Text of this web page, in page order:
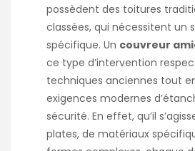
possèdent des toitures
classées, qui nécessitent un
spécifique. Un couvreur
ce type d’intervention
techniques anciennes tout
exigences modernes
sécurité. En effet, qu’il
plates, de matériaux